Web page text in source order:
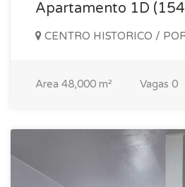
Apartamento 1D
CENTRO HISTORICO /
Area 48,000 m² Vagas 0